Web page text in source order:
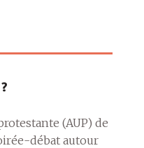
(AUP) de
débat autour